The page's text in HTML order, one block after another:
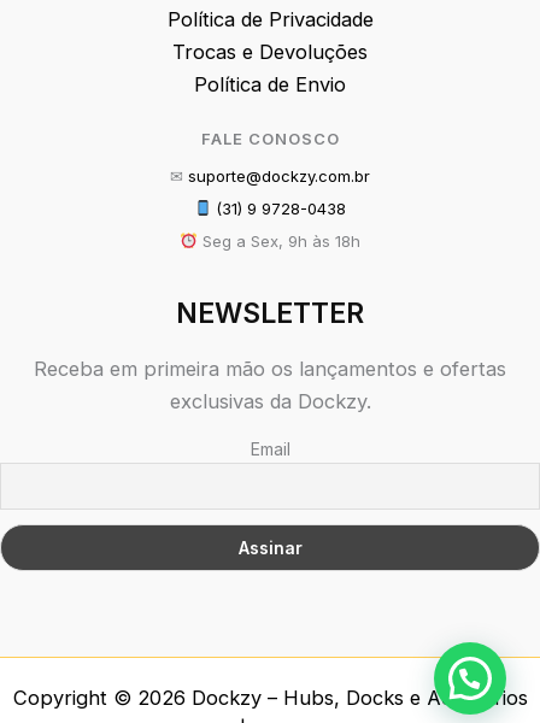
Política de Privacidade
Trocas e Devoluções
Política de Envio
FALE CONOSCO
✉ suporte@dockzy.com.br
(31) 9 9728-0438
Seg a Sex, 9h às 18h
NEWSLETTER
Receba em primeira mão os lançamentos e ofertas
exclusivas da Dockzy.
Email
Copyright © 2026 Dockzy – Hubs, Docks e Acessórios